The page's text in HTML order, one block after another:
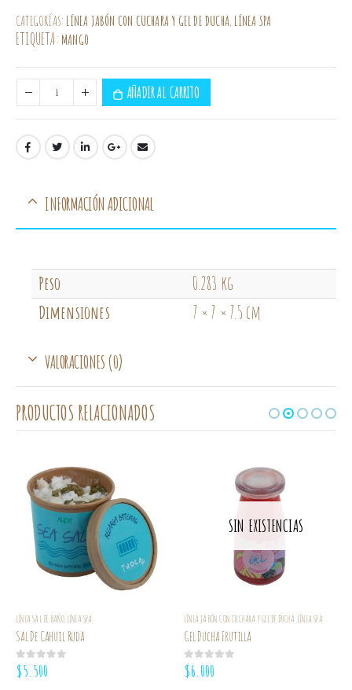
CATEGORÍAS: LÍNEA JABÓN CON CUCHARA Y GEL DE DUCHA, LÍNEA SPA
ETIQUETA: MANGO
AÑADIR AL CARRITO
INFORMACIÓN ADICIONAL
Peso
0.283 kg
Dimensiones
7 × 7 × 7.5 cm
VALORACIONES (0)
PRODUCTOS RELACIONADOS
LÍNEA SAL DE BAÑO LÍNEA SPA
Sal De Cahuil Ruda
0 out of 5
$5.500
SIN EXISTENCIAS
LÍNEA JABÓN CON CUCHARA Y GEL DE DUCHA LÍNEA SPA
Gel Ducha Frutilla
0 out of 5
$6.000